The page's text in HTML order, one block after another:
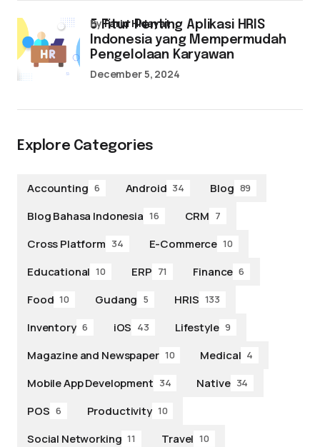
5 Fitur Penting Aplikasi HRIS
Indonesia yang Mempermudah
Pengelolaan Karyawan
byFarid Hidayat
December 5, 2024
Explore Categories
Accounting 6 Android 34 Blog 89
Blog Bahasa Indonesia 16 CRM 7
Cross Platform 34 E-Commerce 10
Educational 10 ERP 71 Finance 6
Food 10 Gudang 5 HRIS 133
Inventory 6 iOS 43 Lifestyle 9
Magazine and Newspaper 10 Medical 4
Mobile App Development 34 Native 34
POS 6 Productivity 10
Social Networking 11 Travel 10